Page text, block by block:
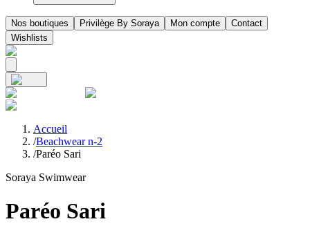
Nos boutiques Privilège By Soraya Mon compte
Contact
Wishlists
Accueil
/Beachwear n-2
/Paréo Sari
Soraya Swimwear
Paréo Sari